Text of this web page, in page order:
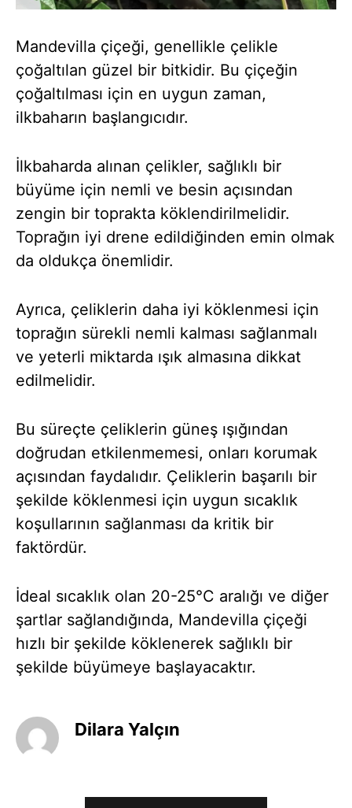
Mandevilla çiçeği, genellikle çelikle
çoğaltılan güzel bir bitkidir. Bu çiçeğin
çoğaltılması için en uygun zaman,
ilkbaharın başlangıcıdır.
İlkbaharda alınan çelikler, sağlıklı bir
büyüme için nemli ve besin açısından
zengin bir toprakta köklendirilmelidir.
Toprağın iyi drene edildiğinden emin olmak
da oldukça önemlidir.
Ayrıca, çeliklerin daha iyi köklenmesi için
toprağın sürekli nemli kalması sağlanmalı
ve yeterli miktarda ışık almasına dikkat
edilmelidir.
Bu süreçte çeliklerin güneş ışığından
doğrudan etkilenmemesi, onları korumak
açısından faydalıdır. Çeliklerin başarılı bir
şekilde köklenmesi için uygun sıcaklık
koşullarının sağlanması da kritik bir
faktördür.
İdeal sıcaklık olan 20-25°C aralığı ve diğer
şartlar sağlandığında, Mandevilla çiçeği
hızlı bir şekilde köklenerek sağlıklı bir
şekilde büyümeye başlayacaktır.
Dilara Yalçın